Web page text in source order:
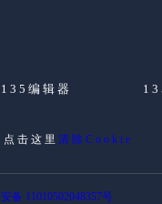
135编辑器
击这里 清除Cookie
备 11010502048357号